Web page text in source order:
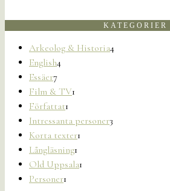
KATEGORIER
Arkeolog & Historia4
English4
Essäer7
Film & TV1
Författat1
Intressanta personer3
Korta texter1
Långläsning1
Old Uppsala1
Personer1